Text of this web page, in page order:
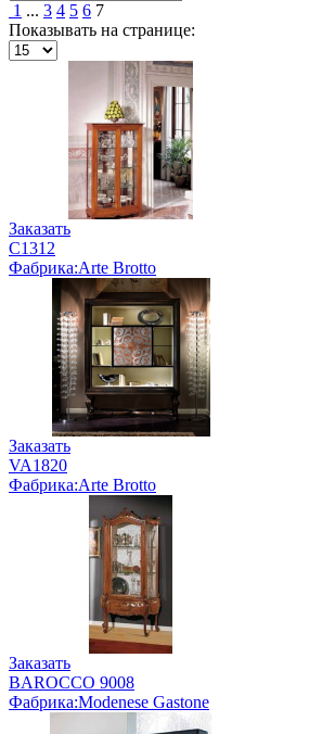
1 ... 3 4 5 6 7
Показывать на странице:
Заказать
C1312
Фабрика:Arte Brotto
Заказать
VA1820
Фабрика:Arte Brotto
Заказать
BAROCCO 9008
Фабрика:Modenese Gastone